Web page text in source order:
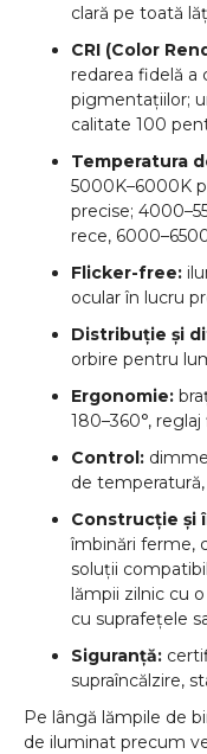
clară pe toată
CRI (Color
redarea fidelă a
pigmentațiilor;
calitate 100
Temperatura
5000K–6000K
precise;
rece,
Flicker-free:
ocular în lucru
Distribuție și
orbire pentru
Ergonomie:
180–360°,
Control:
de
Construcție și
îmbinări ferme,
soluții
lămpii zilnic cu
cu suprafețele
Siguranță:
supraîncălzire,
Pe lângă lămpile de
de iluminat precum